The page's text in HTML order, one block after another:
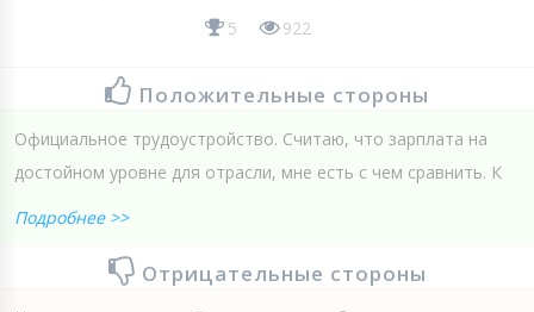
5
922
Положительные стороны
Официальное трудоустройство. Считаю, что зарплата на
достойном уровне для отрасли, мне есть с чем сравнить. К
Подробнее >>
Отрицательные стороны